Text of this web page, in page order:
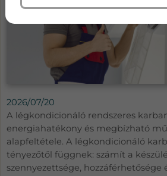
2026/07/20
A légkondicionáló rendszeres
energiahatékony és megbízható
alapfeltétele. A légkondicionáló
tényezőtől függnek: számít a
szennyezettsége, hozzáférhetősége